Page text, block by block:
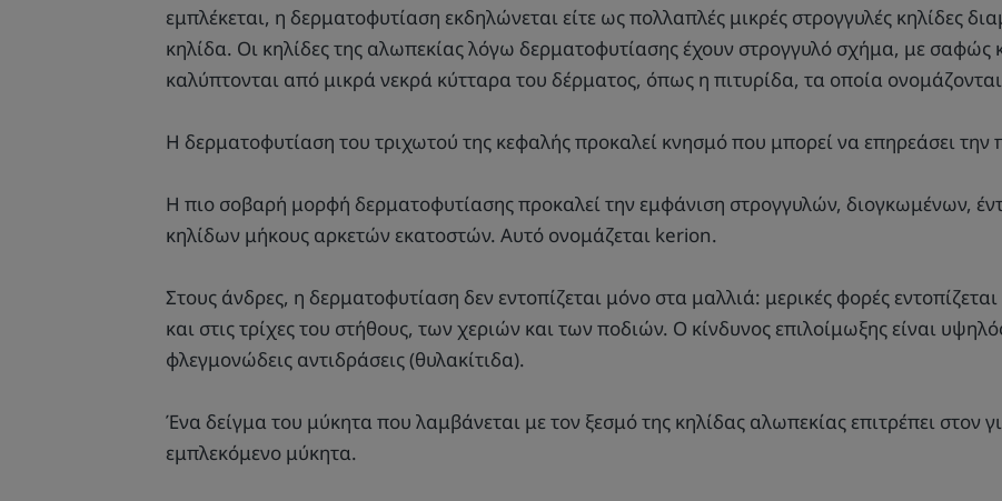
εμπλέκεται, η δερματοφυτίαση εκδηλώνεται είτε ως πολλαπλές μικρές στρογγυλές κηλίδες
κηλίδα. Οι κηλίδες της αλωπεκίας λόγω δερματοφυτίασης έχουν στρογγυλό σχήμα, με σαφώς
καλύπτονται από μικρά νεκρά κύτταρα του δέρματος, όπως η πιτυρίδα, τα οποία
Η δερματοφυτίαση του τριχωτού της κεφαλής προκαλεί κνησμό που μπορεί να επηρεάσει την
Η πιο σοβαρή μορφή δερματοφυτίασης προκαλεί την εμφάνιση στρογγυλών, διογκωμένων,
κηλίδων μήκους αρκετών εκατοστών. Αυτό ονομάζεται kerion.
Στους άνδρες, η δερματοφυτίαση δεν εντοπίζεται μόνο στα μαλλιά: μερικές φορές
και στις τρίχες του στήθους, των χεριών και των ποδιών. Ο κίνδυνος επιλοίμωξης είναι
φλεγμονώδεις αντιδράσεις (θυλακίτιδα).
Ένα δείγμα του μύκητα που λαμβάνεται με τον ξεσμό της κηλίδας αλωπεκίας επιτρέπει στον
εμπλεκόμενο μύκητα.